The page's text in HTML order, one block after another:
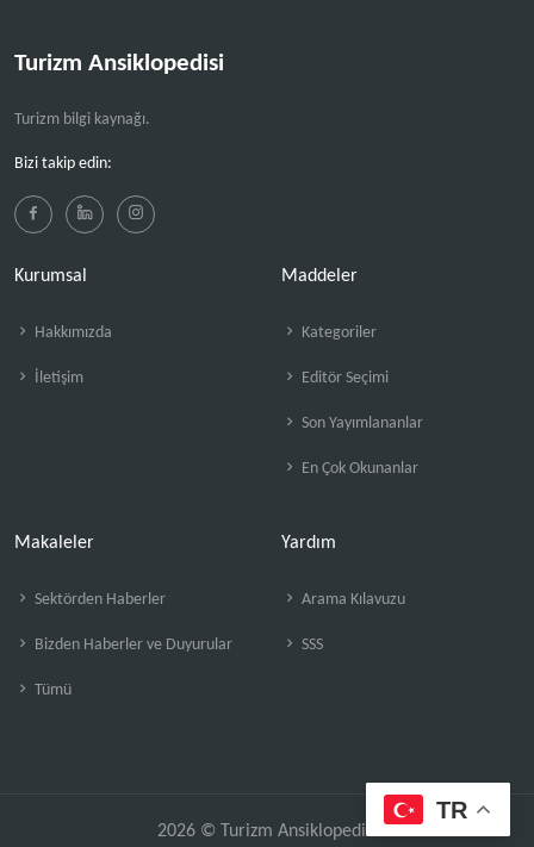
Turizm Ansiklopedisi
Turizm bilgi kaynağı.
Bizi takip edin:
Kurumsal
Hakkımızda
İletişim
Maddeler
Kategoriler
Editör Seçimi
Son Yayımlananlar
En Çok Okunanlar
Makaleler
Sektörden Haberler
Bizden Haberler ve Duyurular
Tümü
Yardım
Arama Kılavuzu
SSS
2026 © Turizm Ansiklopedisi
TR